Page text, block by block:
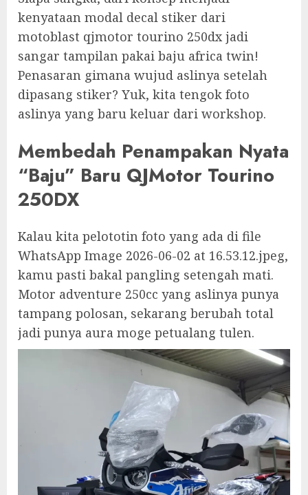
kenyataan modal decal stiker dari
motoblast qjmotor tourino 250dx jadi
sangar tampilan pakai baju africa twin!
Penasaran gimana wujud aslinya setelah
dipasang stiker? Yuk, kita tengok foto
aslinya yang baru keluar dari workshop.
Membedah Penampakan Nyata
“Baju” Baru QJMotor Tourino
250DX
Kalau kita pelototin foto yang ada di file
WhatsApp Image 2026-06-02 at 16.53.12.jpeg,
kamu pasti bakal pangling setengah mati.
Motor adventure 250cc yang aslinya punya
tampang polosan, sekarang berubah total
jadi punya aura moge petualang tulen.